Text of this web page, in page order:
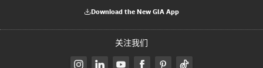
Download the New GIA App
关注我们